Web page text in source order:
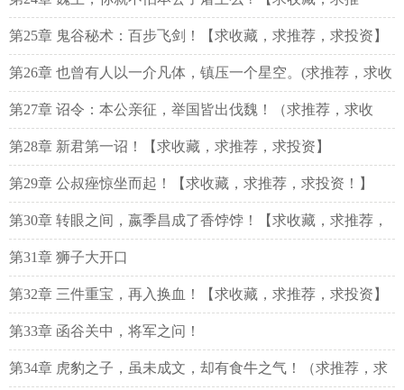
荐！】
第25章 鬼谷秘术：百步飞剑！【求收藏，求推荐，求投资】
第26章 也曾有人以一介凡体，镇压一个星空。(求推荐，求收
藏，求投资)
第27章 诏令：本公亲征，举国皆出伐魏！（求推荐，求收
藏，求投资）
第28章 新君第一诏！【求收藏，求推荐，求投资】
第29章 公叔痤惊坐而起！【求收藏，求推荐，求投资！】
第30章 转眼之间，嬴季昌成了香饽饽！【求收藏，求推荐，
求投资。】
第31章 狮子大开口
第32章 三件重宝，再入换血！【求收藏，求推荐，求投资】
第33章 函谷关中，将军之问！
第34章 虎豹之子，虽未成文，却有食牛之气！（求推荐，求